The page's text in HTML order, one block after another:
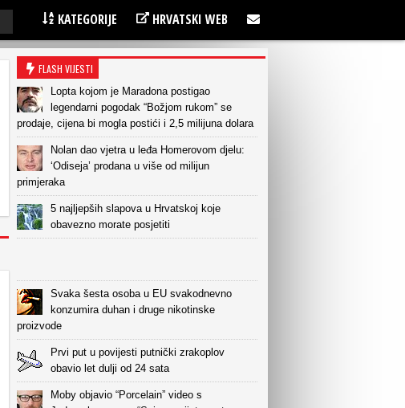
KATEGORIJE HRVATSKI WEB
FLASH VIJESTI
Lopta kojom je Maradona postigao
legendarni pogodak “Božjom rukom” se
prodaje, cijena bi mogla postići i 2,5 milijuna dolara
Nolan dao vjetra u leđa Homerovom djelu:
‘Odiseja’ prodana u više od milijun
primjeraka
5 najljepših slapova u Hrvatskoj koje
obavezno morate posjetiti
Svaka šesta osoba u EU svakodnevno
konzumira duhan i druge nikotinske
proizvode
Prvi put u povijesti putnički zrakoplov
obavio let dulji od 24 sata
Moby objavio “Porcelain” video s